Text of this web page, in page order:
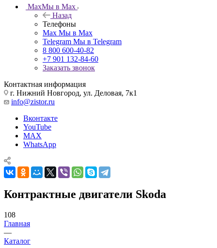
MaxМы в Max
Назад
Телефоны
Max Мы в Max
Telegram Мы в Telegram
8 800 600-40-82
+7 901 132-84-60
Заказать звонок
Контактная информация
г. Нижний Новгород, ул. Деловая, 7к1
info@zistor.ru
Вконтакте
YouTube
MAX
WhatsApp
Контрактные двигатели Skoda
108
Главная
—
Каталог